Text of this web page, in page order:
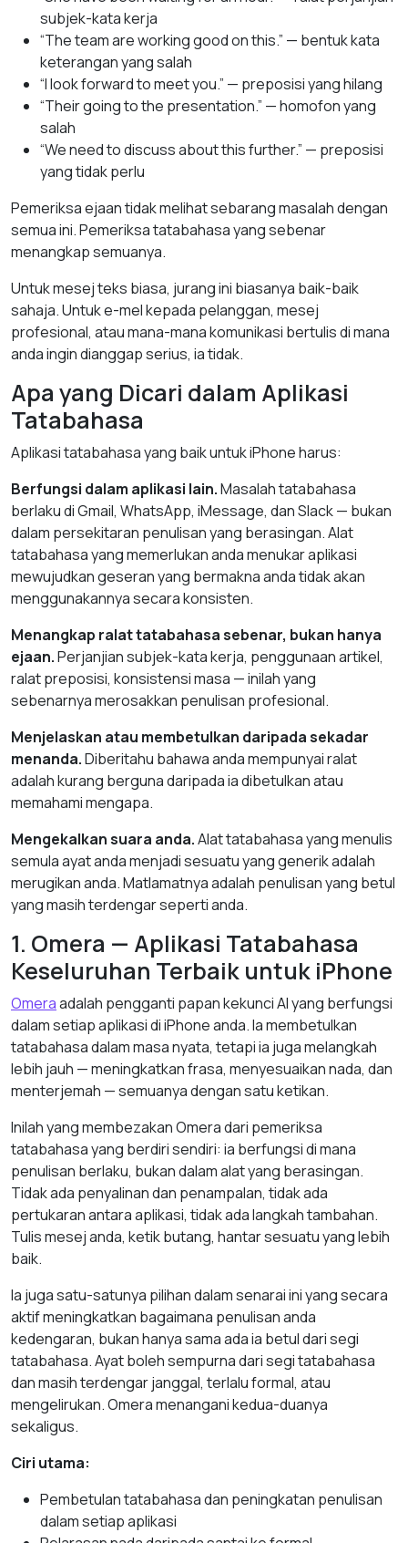
subjek-kata kerja
“The team are working good on this.” — bentuk kata
keterangan yang salah
“I look forward to meet you.” — preposisi yang hilang
“Their going to the presentation.” — homofon yang
salah
“We need to discuss about this further.” — preposisi
yang tidak perlu
Pemeriksa ejaan tidak melihat sebarang masalah dengan
semua ini. Pemeriksa tatabahasa yang sebenar
menangkap semuanya.
Untuk mesej teks biasa, jurang ini biasanya baik-baik
sahaja. Untuk e-mel kepada pelanggan, mesej
profesional, atau mana-mana komunikasi bertulis di mana
anda ingin dianggap serius, ia tidak.
Apa yang Dicari dalam Aplikasi
Tatabahasa
Aplikasi tatabahasa yang baik untuk iPhone harus:
Berfungsi dalam aplikasi lain.Masalah tatabahasa
berlaku di Gmail, WhatsApp, iMessage, dan Slack — bukan
dalam persekitaran penulisan yang berasingan. Alat
tatabahasa yang memerlukan anda menukar aplikasi
mewujudkan geseran yang bermakna anda tidak akan
menggunakannya secara konsisten.
Menangkap ralat tatabahasa sebenar, bukan hanya
ejaan.Perjanjian subjek-kata kerja, penggunaan artikel,
ralat preposisi, konsistensi masa — inilah yang
sebenarnya merosakkan penulisan profesional.
Menjelaskan atau membetulkan daripada sekadar
menanda.Diberitahu bahawa anda mempunyai ralat
adalah kurang berguna daripada ia dibetulkan atau
memahami mengapa.
Mengekalkan suara anda.Alat tatabahasa yang menulis
semula ayat anda menjadi sesuatu yang generik adalah
merugikan anda. Matlamatnya adalah penulisan yang betul
yang masih terdengar seperti anda.
1. Omera — Aplikasi Tatabahasa
Keseluruhan Terbaik untuk iPhone
Omeraadalah pengganti papan kekunci AI yang berfungsi
dalam setiap aplikasi di iPhone anda. Ia membetulkan
tatabahasa dalam masa nyata, tetapi ia juga melangkah
lebih jauh — meningkatkan frasa, menyesuaikan nada, dan
menterjemah — semuanya dengan satu ketikan.
Inilah yang membezakan Omera dari pemeriksa
tatabahasa yang berdiri sendiri: ia berfungsi di mana
penulisan berlaku, bukan dalam alat yang berasingan.
Tidak ada penyalinan dan penampalan, tidak ada
pertukaran antara aplikasi, tidak ada langkah tambahan.
Tulis mesej anda, ketik butang, hantar sesuatu yang lebih
baik.
Ia juga satu-satunya pilihan dalam senarai ini yang secara
aktif meningkatkan bagaimana penulisan anda
kedengaran, bukan hanya sama ada ia betul dari segi
tatabahasa. Ayat boleh sempurna dari segi tatabahasa
dan masih terdengar janggal, terlalu formal, atau
mengelirukan. Omera menangani kedua-duanya
sekaligus.
Ciri utama:
Pembetulan tatabahasa dan peningkatan penulisan
dalam setiap aplikasi